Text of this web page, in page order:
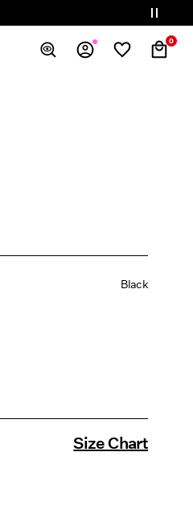
0
Black
Size Chart